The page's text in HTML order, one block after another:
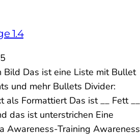
1.4
Bild Das ist eine Liste mit Bullet
und mehr Bullets Divider:
als Formattiert Das ist __ Fett __
das ist unterstrichen Eine
Awareness-Training Awareness